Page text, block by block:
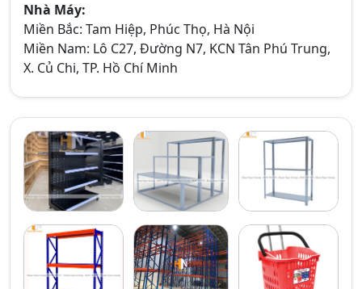
Nhà Máy:
Miền Bắc: Tam Hiệp, Phúc Thọ, Hà Nội
Miền Nam: Lô C27, Đường N7, KCN Tân Phú Trung,
X. Củ Chi, TP. Hồ Chí Minh